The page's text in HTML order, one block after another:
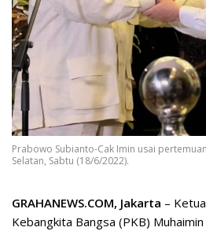
Prabowo Subianto-Cak Imin usai
Selatan, Sabtu (18/6/2022).
GRAHANEWS.COM, Jakarta –
Kebangkita Bangsa (PKB)